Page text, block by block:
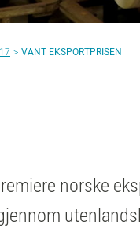
VANT EKSPORTPRISEN
norske